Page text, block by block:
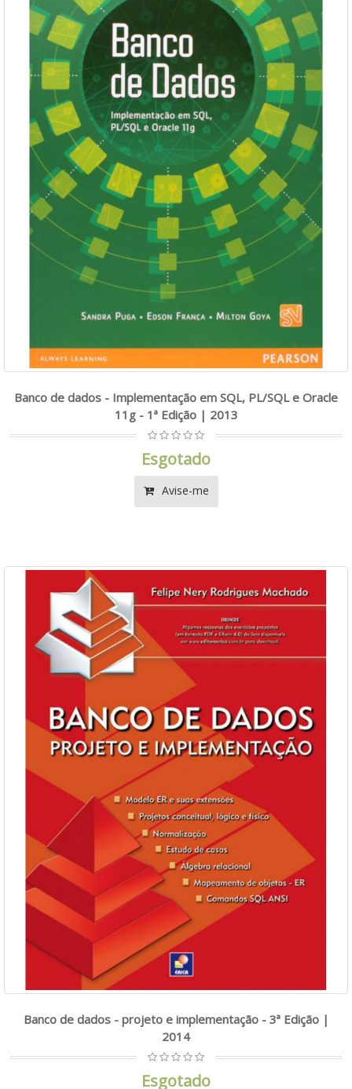
Banco de dados - Implementação em SQL, PL/SQL e Oracle
11g - 1ª Edição | 2013
Esgotado
Avise-me
Banco de dados - projeto e implementação - 3ª Edição |
2014
Esgotado